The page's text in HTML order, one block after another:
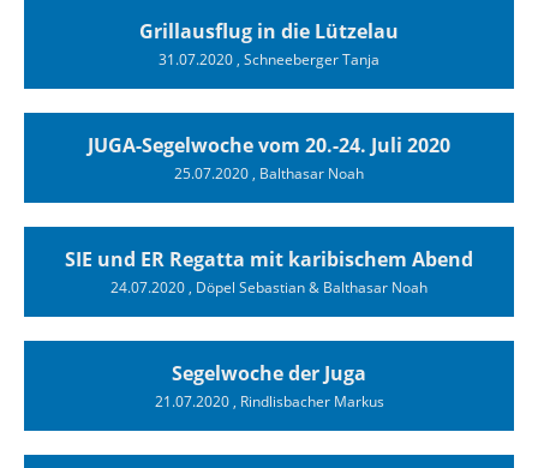
Grillausflug in die Lützelau
31.07.2020, Schneeberger Tanja
JUGA-Segelwoche vom 20.-24. Juli 2020
25.07.2020, Balthasar Noah
SIE und ER Regatta mit karibischem Abend
24.07.2020, Döpel Sebastian & Balthasar Noah
Segelwoche der Juga
21.07.2020, Rindlisbacher Markus